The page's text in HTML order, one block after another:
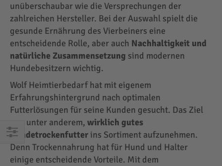
EINKAUFEN
NACH
unüberschaubar wie die Versprechungen der
zahlreichen Hersteller. Bei der Auswahl spielt die
gesunde Ernährung des Vierbeiners eine
entscheidende Rolle, aber auch Nachhaltigkeit und
natürliche Zusammensetzung sind modernen
Hundebesitzern wichtig.
Wolf Heimtierbedarf hat mit eigenem
Erfahrungshintergrund nach optimalen
Futterlösungen für seine Kunden gesucht. Das Ziel
war unter anderem, wirklich gutes
Hundetrockenfutter ins Sortiment aufzunehmen.
Denn Trockennahrung hat für Hund und Halter
einige entscheidende Vorteile. Mit dem